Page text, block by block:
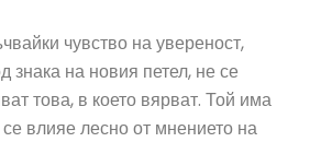
чувство на увереност,
знака на новия петел, не се
това, в което вярват. Той има
влияе лесно от мнението на